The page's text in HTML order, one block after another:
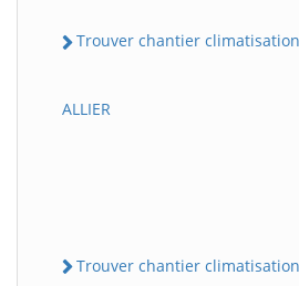
Trouver chantier climatisation
ALLIER
Trouver chantier climatisation